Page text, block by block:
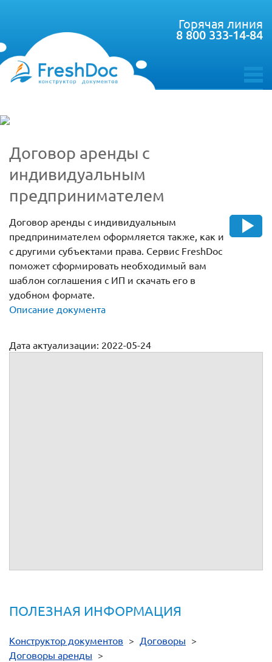
toggle
Горячая линия
8 800 333-14-84
Договор аренды с
индивидуальным
предпринимателем
Договор аренды с индивидуальным
предпринимателем оформляется также, как и
с другими субъектами права. Сервис FreshDoc
поможет сформировать необходимый вам
шаблон соглашения с ИП и скачать его в
удобном формате.
Описание документа
Дата актуализации: 2022-05-24
ПОЛЕЗНАЯ ИНФОРМАЦИЯ
Конструктор документов > Договоры >
Договоры аренды >